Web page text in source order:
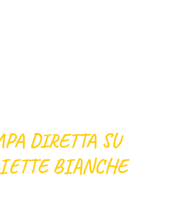
DIRETTA SU
BIANCHE